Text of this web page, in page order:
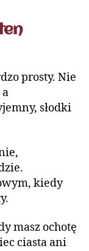
prosty. Nie
słodki
kiedy
masz ochotę
ciasta ani